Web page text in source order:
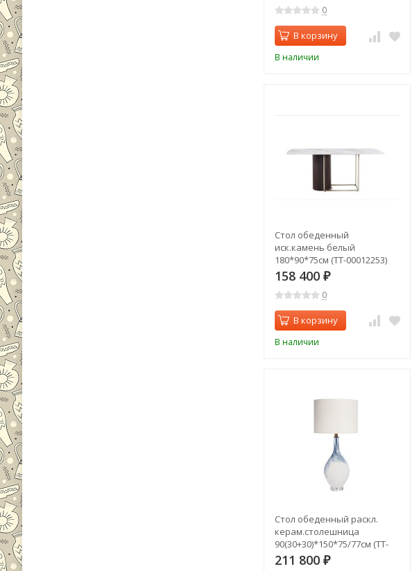
0
В корзину
В наличии
Стол обеденный
иск.камень белый
180*90*75см (TT-00012253)
158 400 ₽
0
В корзину
В наличии
Стол обеденный раскл.
керам.столешница
90(30+30)*150*75/77см (TT-
00013583)
211 800 ₽